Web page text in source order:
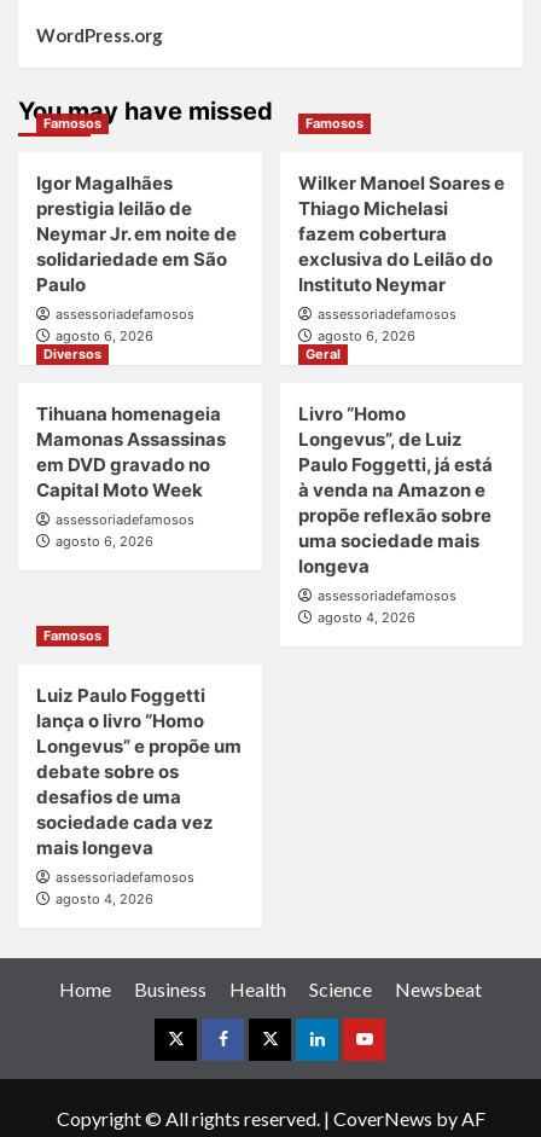
WordPress.org
You may have missed
Famosos
Igor Magalhães
prestigia leilão de
Neymar Jr. em noite de
solidariedade em São
Paulo
assessoriadefamosos
agosto 6, 2026
Famosos
Wilker Manoel Soares e
Thiago Michelasi
fazem cobertura
exclusiva do Leilão do
Instituto Neymar
assessoriadefamosos
agosto 6, 2026
Diversos
Tihuana homenageia
Mamonas Assassinas
em DVD gravado no
Capital Moto Week
assessoriadefamosos
agosto 6, 2026
Geral
Livro “Homo
Longevus”, de Luiz
Paulo Foggetti, já está
à venda na Amazon e
propõe reflexão sobre
uma sociedade mais
longeva
assessoriadefamosos
agosto 4, 2026
Famosos
Luiz Paulo Foggetti
lança o livro “Homo
Longevus” e propõe um
debate sobre os
desafios de uma
sociedade cada vez
mais longeva
assessoriadefamosos
agosto 4, 2026
Home Business Health Science Newsbeat
InstagramFacebookTwitterLinkedinYoutube
Copyright © All rights reserved. | CoverNews by AF